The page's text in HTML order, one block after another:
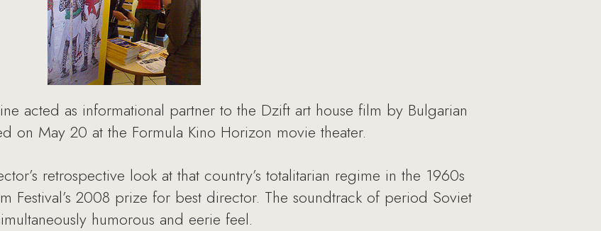
acted as informational partner to the Dzift art house film by Bulgarian
on May 20 at the Formula Kino Horizon movie theater.
retrospective look at that country’s totalitarian regime in the 1960s
Festival’s 2008 prize for best director. The soundtrack of period Soviet
humorous and eerie feel.